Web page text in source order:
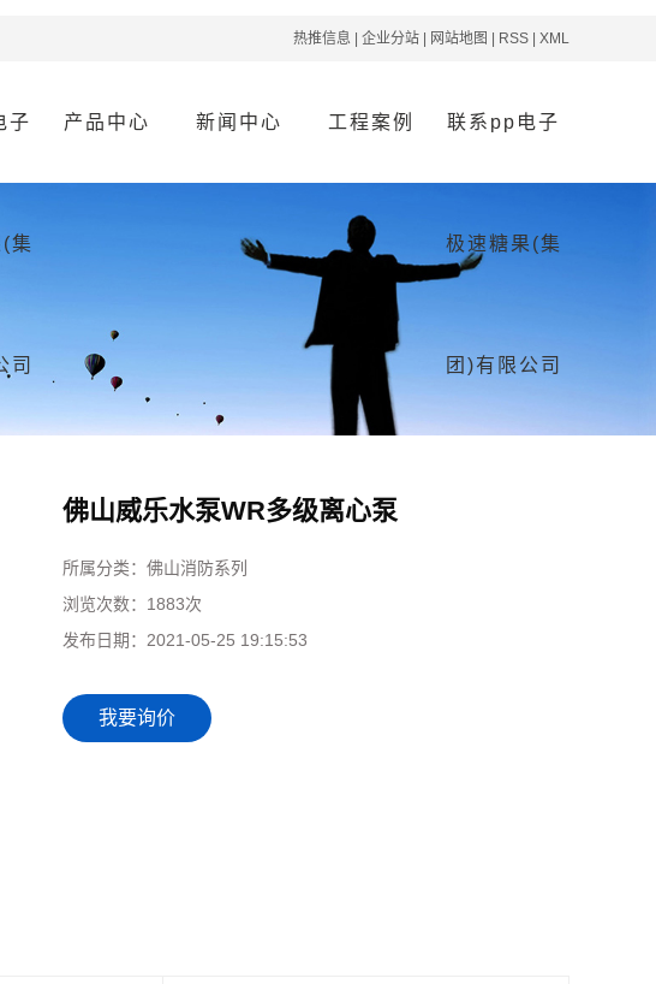
热推信息 企业分站 网站地图 RSS XML
子
集
司
产品中心
佛山消防系列
佛山货物交付
新闻中心
行业资讯
工程案例 联系pp电子
极速糖果(集
团)有限公司
糖果(集团)有限公
佛山威乐水泵WR多级离心泵
所属分类： 佛山消防系列
浏览次数： 1883次
发布日期： 2021-05-25 19:15:53
我要询价